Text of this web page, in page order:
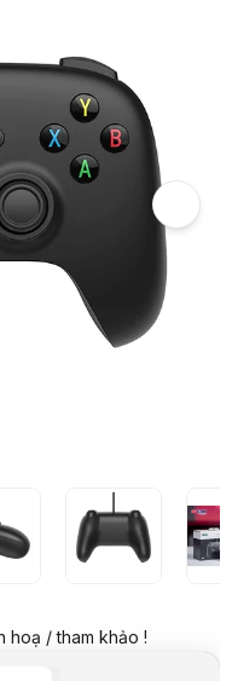
Controller cho Windows/
450.000 VND (-45%)
500.000 VND (-50%)
/ tháng
VND / tháng
Switch / Steam Deck /
hình, bật nhanh
của analog stick và
Ultimate Wired
hoạ / tham khảo !